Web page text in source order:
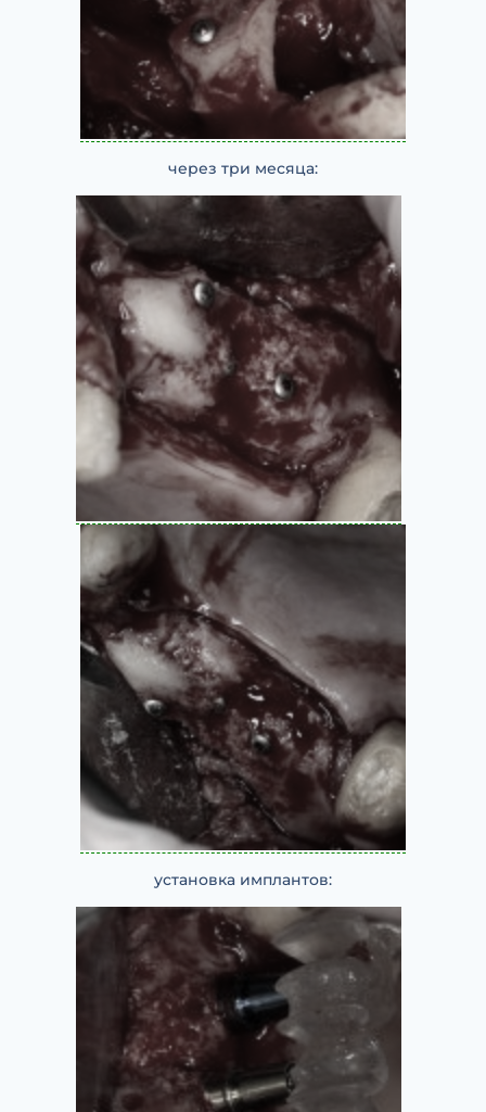
через три месяца:
установка имплантов: